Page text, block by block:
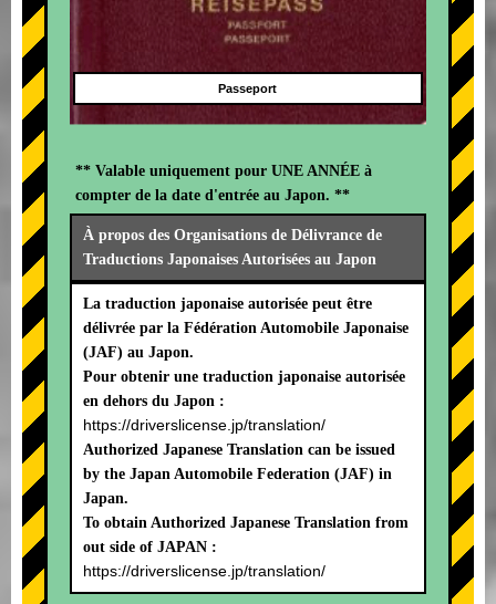
Passeport
** Valable uniquement pour UNE ANNÉE à
compter de la date d'entrée au Japon. **
À propos des Organisations de Délivrance de
Traductions Japonaises Autorisées au Japon
La traduction japonaise autorisée peut être
délivrée par la Fédération Automobile Japonaise
(JAF) au Japon.
Pour obtenir une traduction japonaise autorisée
en dehors du Japon :
https://driverslicense.jp/translation/
Authorized Japanese Translation can be issued
by the Japan Automobile Federation (JAF) in
Japan.
To obtain Authorized Japanese Translation from
out side of JAPAN :
https://driverslicense.jp/translation/